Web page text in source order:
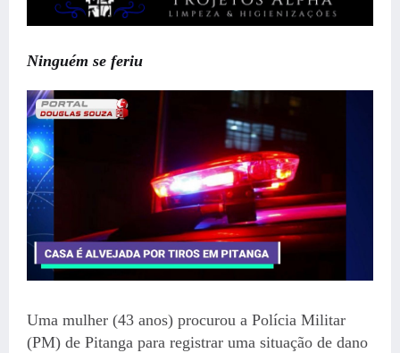
Ninguém se feriu
Uma mulher (43 anos) procurou a Polícia Militar
(PM) de Pitanga para registrar uma situação de dano